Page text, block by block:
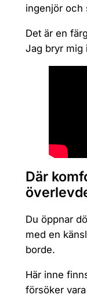
ingenjör och
Det är en
Jag bryr mig
Där
Du öppnar
med en
borde.
Här inne
försöker